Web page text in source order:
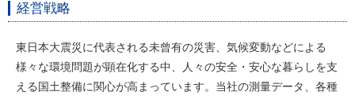
経営戦略
東日本大震災に代表される未曾有の災害、気候変動などによる
様々な環境問題が顕在化する中、人々の安全・安心な暮らしを支
える国土整備に関心が高まっています。当社の測量データ、各種